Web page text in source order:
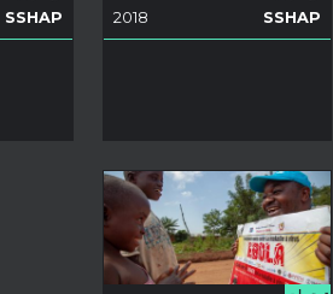
SSHAP
2018
SSHAP